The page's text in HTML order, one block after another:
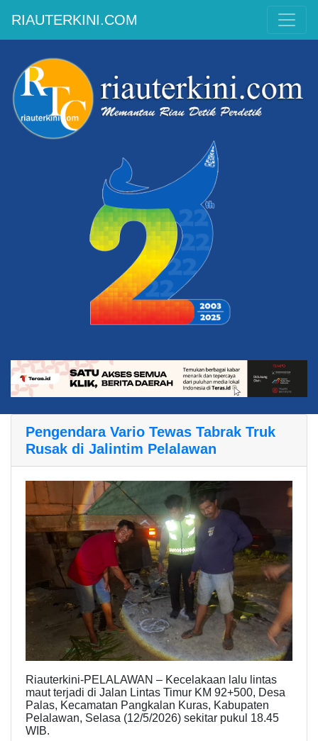
RIAUTERKINI.COM
Pengendara Vario Tewas Tabrak Truk
Rusak di Jalintim Pelalawan
Riauterkini-PELALAWAN – Kecelakaan lalu lintas
maut terjadi di Jalan Lintas Timur KM 92+500, Desa
Palas, Kecamatan Pangkalan Kuras, Kabupaten
Pelalawan, Selasa (12/5/2026) sekitar pukul 18.45
WIB.